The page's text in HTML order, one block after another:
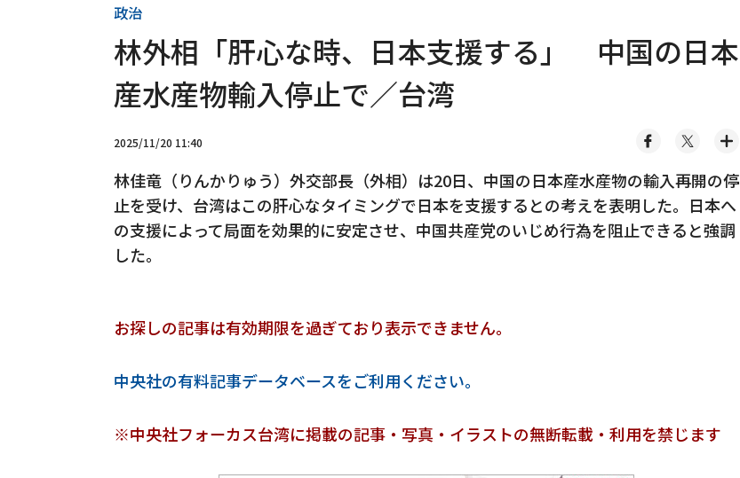
政治
林外相「肝心な時、日本支援する」 中国の日本
産水産物輸入停止で／台湾
2025/11/20 11:40
林佳竜（りんかりゅう）外交部長（外相）は20日、中国の日本産水産物の輸入再開の停
止を受け、台湾はこの肝心なタイミングで日本を支援するとの考えを表明した。日本へ
の支援によって局面を効果的に安定させ、中国共産党のいじめ行為を阻止できると強調
した。
お探しの記事は有効期限を過ぎており表示できません。
中央社の有料記事データベースをご利用ください。
※中央社フォーカス台湾に掲載の記事・写真・イラストの無断転載・利用を禁じます